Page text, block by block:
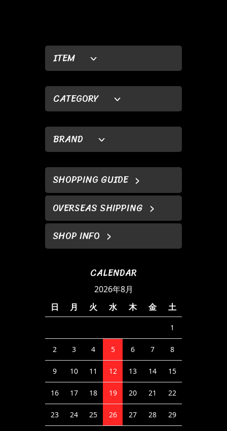
ITEM
CATEGORY
BRAND
SHOPPING GUIDE
OVERSEAS SHIPPING
SHOP INFO
CALENDAR
2026年8月
日
月 火 水 木 金 土
1
2 3 4 5 6 7 8
9 10 11 12 13 14 15
16 17 18 19 20 21 22
23 24 25 26 27 28 29